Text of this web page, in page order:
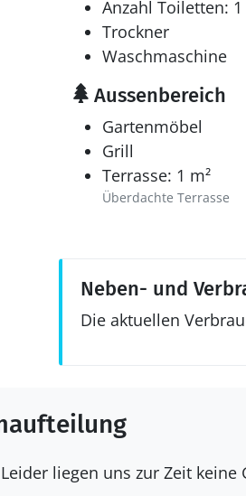
Anzahl Toiletten: 1
Trockner
Waschmaschine
Aussenbereich
Gartenmöbel
Grill
Terrasse: 1 m²
Überdachte Terrasse
Neben- und
Die aktuellen
Leider liegen uns zur Zeit